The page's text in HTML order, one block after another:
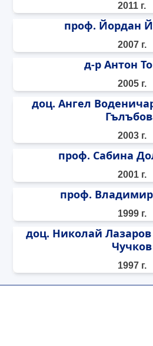
2011 г.
проф. Йордан
2007 г.
д-р Антон
2005 г.
доц. Ангел
2003 г.
проф. Сабина
2001 г.
проф.
1999 г.
доц. Николай
Чучков
1997 г.